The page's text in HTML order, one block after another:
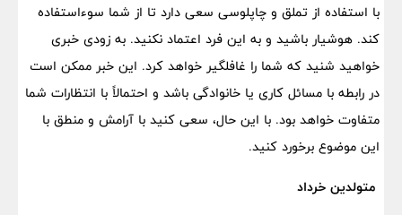
با استفاده از تملق و چاپلوسی سعی دارد تا از شما سوءاستفاده
کند. هوشیار باشید و به این فرد اعتماد نکنید. به زودی خبری
خواهید شنید که شما را غافلگیر خواهد کرد. این خبر ممکن است
در رابطه با مسائل کاری یا خانوادگی باشد و احتمالاً با انتظارات شما
متفاوت خواهد بود. با این حال، سعی کنید با آرامش و منطق با
این موضوع برخورد کنید.
متولدین خرداد